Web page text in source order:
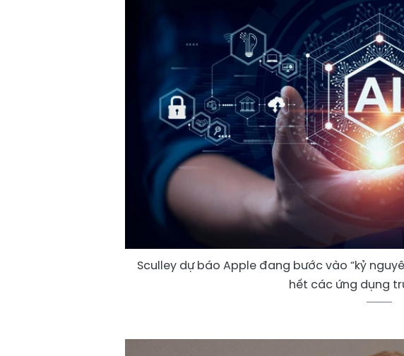
Sculley dự báo Apple đang bước vào “kỷ
hết các ứng dụng